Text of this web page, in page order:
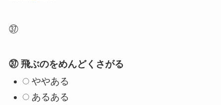
㊲
㊲ 飛ぶのをめんどくさがる
ややある
あるある